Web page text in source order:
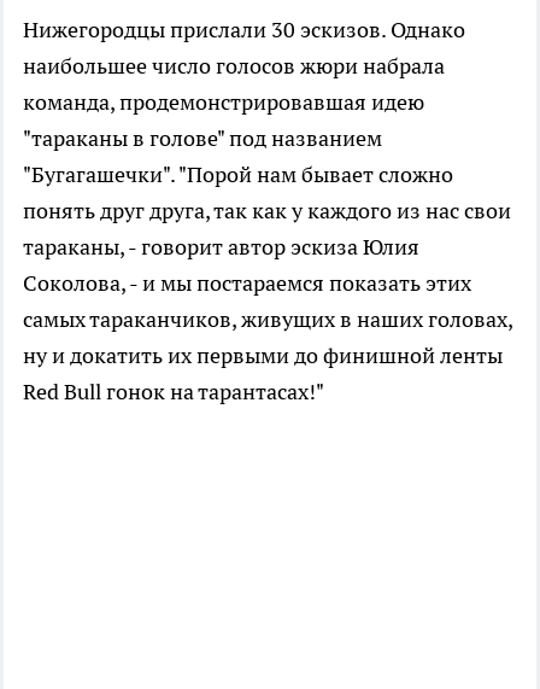
Нижегородцы прислали 30 эскизов. Однако
наибольшее число голосов жюри набрала
команда, продемонстрировавшая идею
"тараканы в голове" под названием
"Бугагашечки". "Порой нам бывает сложно
понять друг друга, так как у каждого из нас свои
тараканы, - говорит автор эскиза Юлия
Соколова, - и мы постараемся показать этих
самых тараканчиков, живущих в наших головах,
ну и докатить их первыми до финишной ленты
Red Bull гонок на тарантасах!"